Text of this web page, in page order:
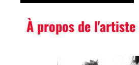
À propos de l'artiste